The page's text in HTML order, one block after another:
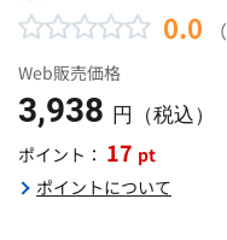
0.0
Web販売価格
3,938 円（税込）
ポイント： 17 pt
ポイントについて